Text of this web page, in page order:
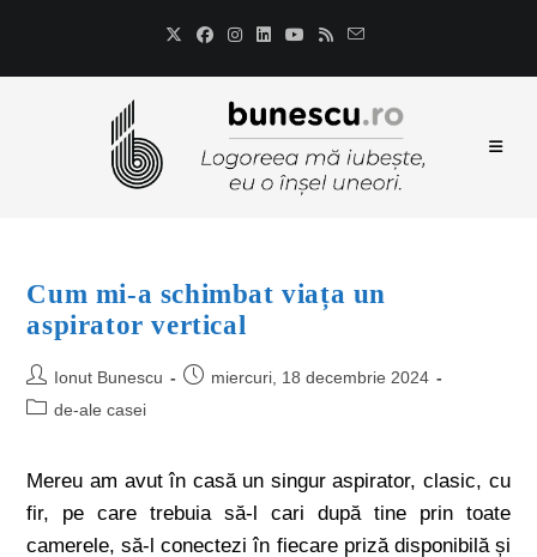
Cum mi-a schimbat viața un
aspirator vertical
Ionut Bunescu
miercuri, 18 decembrie 2024
de-ale casei
Mereu am avut în casă un singur aspirator, clasic, cu
fir, pe care trebuia să-l cari după tine prin toate
camerele, să-l conectezi în fiecare priză disponibilă și